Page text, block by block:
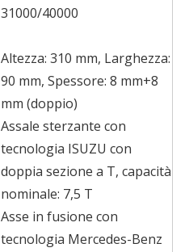
31000/40000
Altezza: 310 mm, Larghezza:
90 mm, Spessore: 8 mm+8
mm (doppio)
Assale sterzante con
tecnologia ISUZU con
doppia sezione a T, capacità
nominale: 7,5 T
Asse in fusione con
tecnologia Mercedes-Benz